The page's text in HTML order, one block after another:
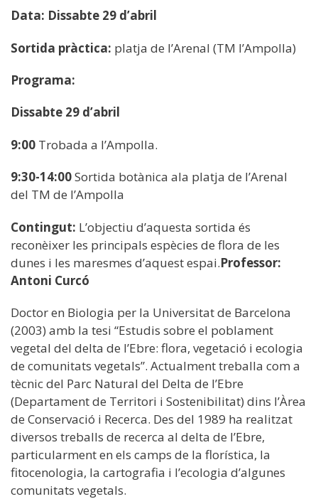
Data: Dissabte 29 d’abril
Sortida pràctica: platja de l’Arenal (TM l’Ampolla)
Programa:
Dissabte 29 d’abril
9:00 Trobada a l’Ampolla.
9:30-14:00Sortida botànica ala platja de l’Arenal
del TM de l’Ampolla
Contingut: L’objectiu d’aquesta sortida és
reconèixer les principals espècies de flora de les
dunes i les maresmes d’aquest espai.Professor:
Antoni Curcó
Doctor en Biologia per la Universitat de Barcelona
(2003) amb la tesi “Estudis sobre el poblament
vegetal del delta de l’Ebre: flora, vegetació i ecologia
de comunitats vegetals”. Actualment treballa com a
tècnic del Parc Natural del Delta de l’Ebre
(Departament de Territori i Sostenibilitat) dins l’Àrea
de Conservació i Recerca. Des del 1989 ha realitzat
diversos treballs de recerca al delta de l’Ebre,
particularment en els camps de la florística, la
fitocenologia, la cartografia i l’ecologia d’algunes
comunitats vegetals.